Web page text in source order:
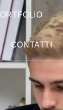
CONTATTI